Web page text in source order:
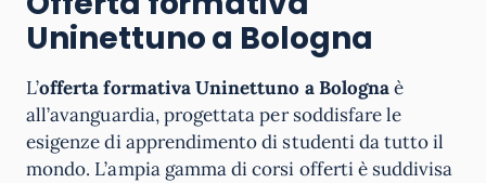
Uninettuno a Bologna
L’offerta formativa Uninettuno a Bolognaè
all’avanguardia, progettata per soddisfare le
esigenze di apprendimento di studenti da tutto il
mondo. L’ampia gamma di corsi offerti è suddivisa